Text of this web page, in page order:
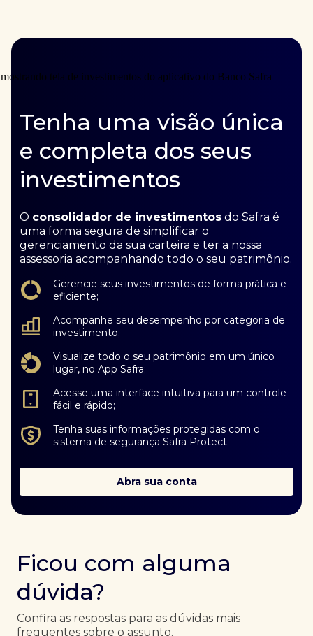
Tenha uma visão única
e completa dos seus
investimentos
O consolidador de investimentos do Safra é
uma forma segura de simplificar o
gerenciamento da sua carteira e ter a nossa
assessoria acompanhando todo o seu patrimônio.
Gerencie seus investimentos de forma prática e
eficiente;
Acompanhe seu desempenho por categoria de
investimento;
Visualize todo o seu patrimônio em um único
lugar, no App Safra;
Acesse uma interface intuitiva para um controle
fácil e rápido;
Tenha suas informações protegidas com o
sistema de segurança Safra Protect.
Abra sua conta
Ficou com alguma
dúvida?
Confira as respostas para as dúvidas mais
frequentes sobre o assunto.